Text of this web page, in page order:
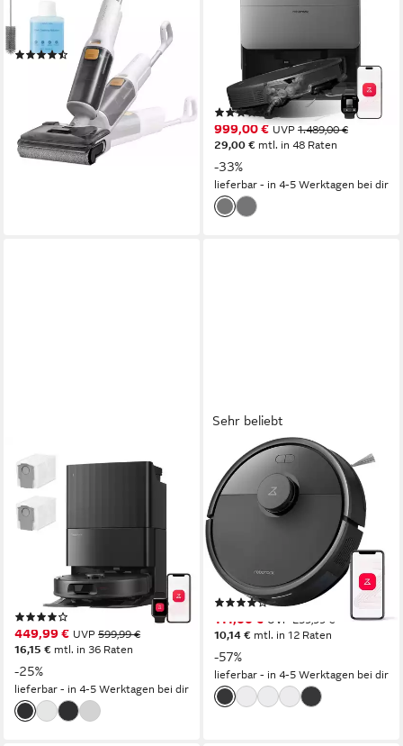
0.87 l Größe Staubbehälter
HEPA Filter
Filtersystem
(52)
UVP329,00 €
mtl. in 12 Raten
lieferbar - in 4-5 Werktagen bei dir
20, 36.000 Pa, Brandneues
Größe Staubbehälter
373 m² Reichweite
3D-ToF-Sensoren und RGB Navigation
(10)
999,00 € UVP 1.489,00 €
29,00 € mtl. in 48 Raten
-33%
lieferbar - in 4-5 Werktagen bei dir
ROBOROCK
Saugroboter mit
Wischfunktion Qrevo S Pro,
verbessert von QV 35A,
18.500 Pa
Größe Staubbehälter
Reichweite
Präzisions-LiDAR-Navigation
Navigation
449,99 € UVP 599,99 €
16,15 € mtl. in 36 Raten
-25%
lieferbar - in 4-5 Werktagen bei dir
Sehr beliebt
ROBOROCK
Saugroboter Q7 L5/Q7
M5,8000
Pa/10000Pa(Upgrade von Q5
210 m²
Präzise LiDAR-Navigation
Navigation
(25)
111,00 € UVP 259,99 €
10,14 € mtl. in 12 Raten
-57%
lieferbar - in 4-5 Werktagen bei dir